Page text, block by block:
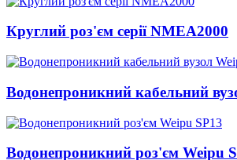
Круглий роз'єм серії NMEA2000
Водонепроникний кабельний
Водонепроникний роз'єм Weipu